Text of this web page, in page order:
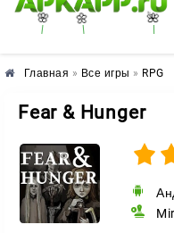
🌸 🌼 🌺
Главная » Все игры » RPG
Fear & Hunger